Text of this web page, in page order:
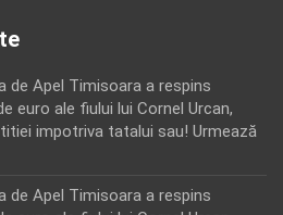
de Apel Timisoara a respins
euro ale fiului lui Cornel Urcan,
impotriva tatalui sau! Urmează
de Apel Timisoara a respins